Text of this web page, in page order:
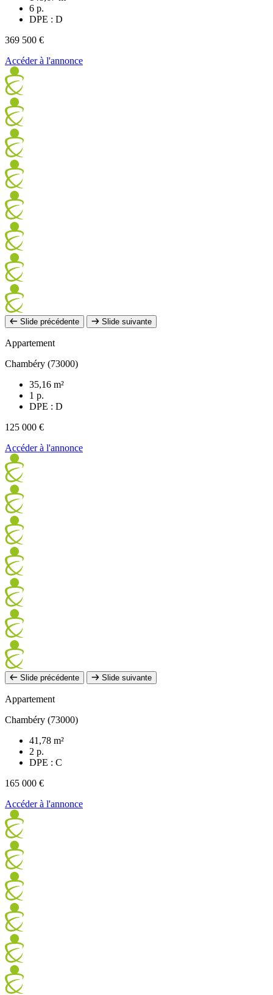
6 p.
DPE : D
369 500 €
Accéder à l'annonce
Slide précédente Slide suivante
Appartement
Chambéry (73000)
35,16 m²
1 p.
DPE : D
125 000 €
Accéder à l'annonce
Slide précédente Slide suivante
Appartement
Chambéry (73000)
41,78 m²
2 p.
DPE : C
165 000 €
Accéder à l'annonce